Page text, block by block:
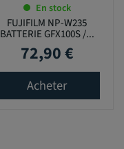
En stock
FUJIFILM NP-W235
BATTERIE GFX100S /...
Prix
72,90 €
Acheter